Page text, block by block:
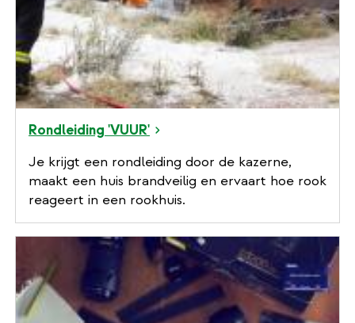
Rondleiding 'VUUR'
Je krijgt een rondleiding door de kazerne,
maakt een huis brandveilig en ervaart hoe rook
reageert in een rookhuis.